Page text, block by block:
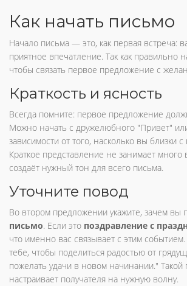
Как начать письмо
Начало письма — это, как первая встреча:
приятное впечатление. Так как правильно
чтобы связать первое предложение с
Краткость и ясность
Всегда помните: первое предложение
Можно начать с дружелюбного "Привет"
зависимости от того, насколько вы близки с
Краткое представление не занимает много
создаёт нужный тон для всего письма.
Уточните повод
Во втором предложении укажите, зачем вы
письмо. Если это поздравление с
что именно вас связывает с этим
тебе, чтобы поделиться радостью от
пожелать удачи в новом начинании." Такой
настраивает получателя на нужную волну.